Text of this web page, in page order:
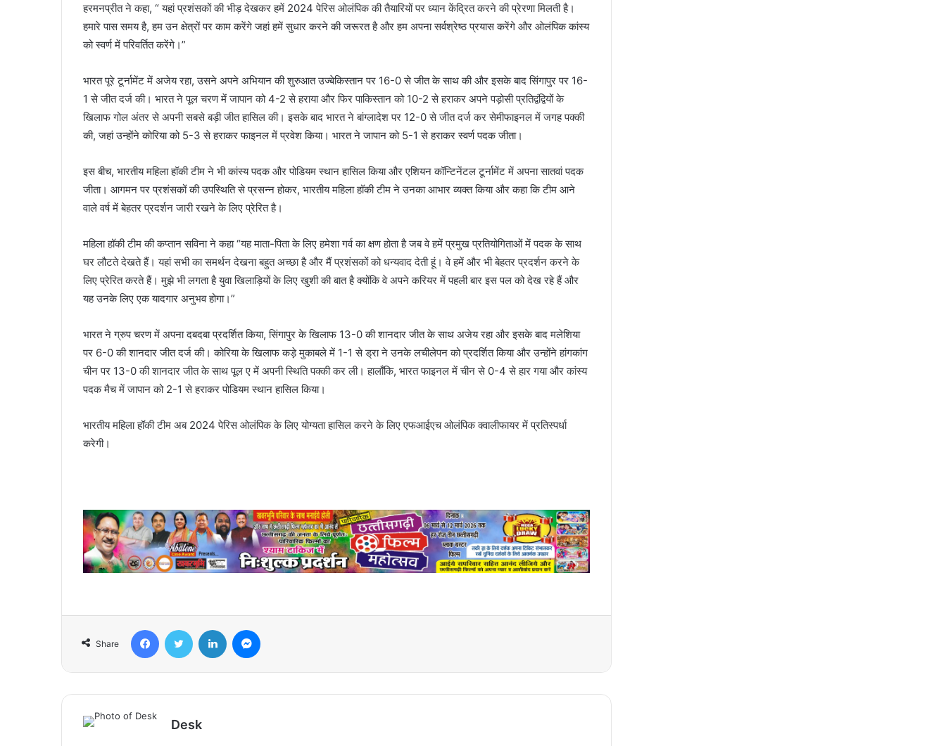
हरमनप्रीत ने कहा, “ यहां प्रशंसकों की भीड़ देखकर हमें 2024 पेरिस ओलंपिक की तैयारियों पर ध्यान केंद्रित करने की प्रेरणा मिलती है।
हमारे पास समय है, हम उन क्षेत्रों पर काम करेंगे जहां हमें सुधार करने की जरूरत है और हम अपना सर्वश्रेष्ठ प्रयास करेंगे और ओलंपिक कांस्य
को स्वर्ण में परिवर्तित करेंगे।”
भारत पूरे टूर्नामेंट में अजेय रहा, उसने अपने अभियान की शुरुआत उज्बेकिस्तान पर 16-0 से जीत के साथ की और इसके बाद सिंगापुर पर 16-
1 से जीत दर्ज की। भारत ने पूल चरण में जापान को 4-2 से हराया और फिर पाकिस्तान को 10-2 से हराकर अपने पड़ोसी प्रतिद्वंद्वियों के
खिलाफ गोल अंतर से अपनी सबसे बड़ी जीत हासिल की। इसके बाद भारत ने बांग्लादेश पर 12-0 से जीत दर्ज कर सेमीफाइनल में जगह पक्की
की, जहां उन्होंने कोरिया को 5-3 से हराकर फाइनल में प्रवेश किया। भारत ने जापान को 5-1 से हराकर स्वर्ण पदक जीता।
इस बीच, भारतीय महिला हॉकी टीम ने भी कांस्य पदक और पोडियम स्थान हासिल किया और एशियन कॉन्टिनेंटल टूर्नामेंट में अपना सातवां पदक
जीता। आगमन पर प्रशंसकों की उपस्थिति से प्रसन्न होकर, भारतीय महिला हॉकी टीम ने उनका आभार व्यक्त किया और कहा कि टीम आने
वाले वर्ष में बेहतर प्रदर्शन जारी रखने के लिए प्रेरित है।
महिला हॉकी टीम की कप्तान सविना ने कहा “यह माता-पिता के लिए हमेशा गर्व का क्षण होता है जब वे हमें प्रमुख प्रतियोगिताओं में पदक के साथ
घर लौटते देखते हैं। यहां सभी का समर्थन देखना बहुत अच्छा है और मैं प्रशंसकों को धन्यवाद देती हूं। वे हमें और भी बेहतर प्रदर्शन करने के
लिए प्रेरित करते हैं। मुझे भी लगता है युवा खिलाड़ियों के लिए खुशी की बात है क्योंकि वे अपने करियर में पहली बार इस पल को देख रहे हैं और
यह उनके लिए एक यादगार अनुभव होगा।”
भारत ने ग्रुप चरण में अपना दबदबा प्रदर्शित किया, सिंगापुर के खिलाफ 13-0 की शानदार जीत के साथ अजेय रहा और इसके बाद मलेशिया
पर 6-0 की शानदार जीत दर्ज की। कोरिया के खिलाफ कड़े मुकाबले में 1-1 से ड्रा ने उनके लचीलेपन को प्रदर्शित किया और उन्होंने हांगकांग
चीन पर 13-0 की शानदार जीत के साथ पूल ए में अपनी स्थिति पक्की कर ली। हालाँकि, भारत फाइनल में चीन से 0-4 से हार गया और कांस्य
पदक मैच में जापान को 2-1 से हराकर पोडियम स्थान हासिल किया।
भारतीय महिला हॉकी टीम अब 2024 पेरिस ओलंपिक के लिए योग्यता हासिल करने के लिए एफआईएच ओलंपिक क्वालीफायर में प्रतिस्पर्धा
करेगी।
Share
Desk